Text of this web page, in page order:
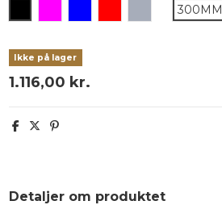
Space Grey
300MM
Ikke på lager
1.116,00 kr.
Detaljer om produktet